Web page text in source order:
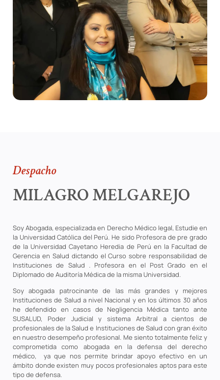
Despacho
MILAGRO MELGAREJO
Soy Abogada, especializada en Derecho Médico legal, Estudie en
la Universidad Católica del Perú. He sido Profesora de pre grado
de la Universidad Cayetano Heredia de Perú en la Facultad de
Gerencia en Salud dictando el Curso sobre responsabilidad de
Instituciones de Salud . Profesora en el Post Grado en el
Diplomado de Auditoría Médica de la misma Universidad.
Soy abogada patrocinante de las más grandes y mejores
Instituciones de Salud a nivel Nacional y en los últimos 30 años
he defendido en casos de Negligencia Médica tanto ante
SUSALUD, Poder Judicial y sistema Arbitral a cientos de
profesionales de la Salud e Instituciones de Salud con gran éxito
en nuestro desempeño profesional. Me siento totalmente feliz y
comprometida como abogada en la defensa del derecho
médico, ya que nos permite brindar apoyo efectivo en un
ámbito donde existen muy pocos profesionales aptos para este
tipo de defensa.